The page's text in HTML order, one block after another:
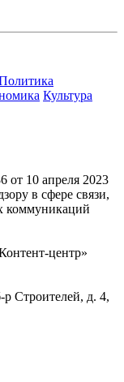
Культура
10 апреля 2023
в сфере связи,
коммуникаций
центр»
р Строителей, д. 4,